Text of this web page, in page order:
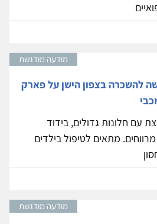
מודעה מודגשת
להשכרה בצפון הישן על פארק
עם חלונות גדולים, בידוד
מתאים לטיפול בילדים
מודעה מודגשת